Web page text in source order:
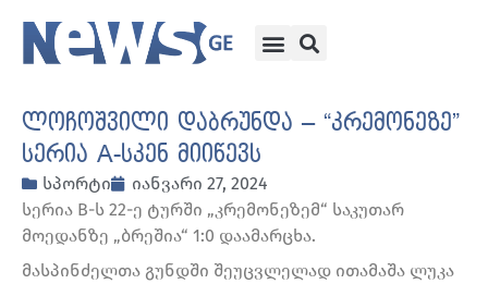
ლოჩოშვილი დაბრუნდა – “კრემონეზე”
სერია A-სკენ მიიწევს
სპორტი
იანვარი 27, 2024
სერია B-ს 22-ე ტურში „კრემონეზემ“ საკუთარ
მოედანზე „ბრეშია“ 1:0 დაამარცხა.
მასპინძელთა გუნდში შეუცვლელად ითამაშა ლუკა